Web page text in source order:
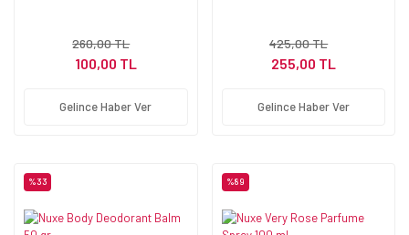
260,00 TL
100,00 TL
Gelince Haber Ver
425,00 TL
255,00 TL
Gelince Haber Ver
%33 %89